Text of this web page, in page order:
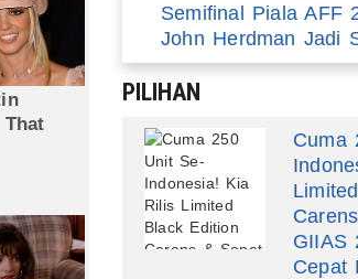
Semifinal Piala AFF
John Herdman Jadi
PILIHAN
Cuma
GIIAS
Cepat